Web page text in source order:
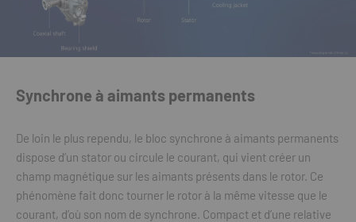
Synchrone à aimants permanents
De loin le plus rependu, le bloc synchrone à aimants permanents
dispose d’un stator ou circule le courant, qui vient créer un
champ magnétique sur les aimants présents dans le rotor. Ce
phénomène fait donc tourner le rotor à la même vitesse que le
courant, d’où son nom de synchrone. Compact et d’une relative